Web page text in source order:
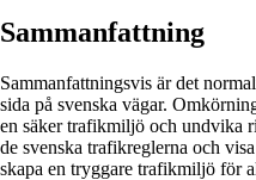
Sammanfattning
Sammanfattningsvis är det
sida på svenska vägar.
en säker trafikmiljö och undvika
de svenska trafikreglerna och
skapa en tryggare trafikmiljö för